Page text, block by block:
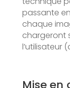
passante
chaque
chargeront
l’utilisateur
Mise